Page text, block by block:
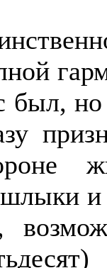
был, но
и